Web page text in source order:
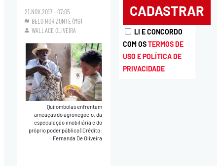
21.NOV.2017 - 07:05
BELO HORIZONTE (MG)
WALLACE OLIVEIRA
Quilombolas enfrentam
ameaças do agronegócio, da
especulação imobiliária e do
próprio poder público|Crédito:
Fernanda De Oliveira
LI E CONCORDO
COM OSTERMOS DE
USO E POLÍTICA DE
PRIVACIDADE